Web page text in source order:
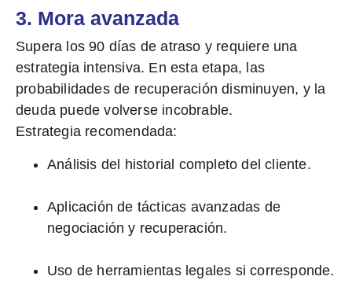
3. Mora avanzada
Supera los 90 días de atraso y requiere una
estrategia intensiva. En esta etapa, las
probabilidades de recuperación disminuyen, y la
deuda puede volverse incobrable.
Estrategia recomendada:
Análisis del historial completo del cliente.
Aplicación de tácticas avanzadas de
negociación y recuperación.
Uso de herramientas legales si corresponde.